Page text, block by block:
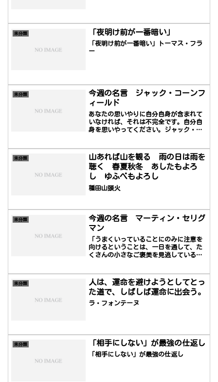
未分類 「夜明け前が一番暗い」
「夜明け前が一番暗い」トーマス・フラ
ー
未分類
今週の名言 ジャック・コーンフ
ィールド
あなたの思いやりに自分自身が含まれて
いなければ、それは不完全です。自分自
身を思いやってください。ジャック・コ
未分類
山あれば山を観る 雨の日は雨を
聴く 春夏秋冬 あしたもよろ
し ゆふべもよろし
種田山頭火
未分類
今週の名言 マーティン・セリグ
マン
「うまくいっていることにのみに注意を
向けるということは、一日を通して、た
くさんの小さなご褒美を見逃しているこ
12日 - ）はニューヨーク州アルバニー
出身のアメリカ人心理学者で、うつ病と
異常心理学に関する世界的権威で、学習
性無力感の理論で有名であり、その研究
未分類
人は、運命を避けようとしてとっ
た道で、しばしば運命に出会う。
ラ・フォンテーヌ
未分類 「相手にしない」が最強の仕返し
「相手にしない」が最強の仕返し